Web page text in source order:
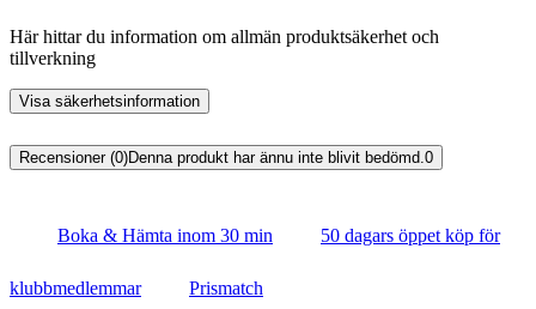
Här hittar du information om allmän produktsäkerhet och
tillverkning
Visa säkerhetsinformation
Recensioner (0)Denna produkt har ännu inte blivit bedömd.0
Boka & Hämta inom 30 min 50 dagars öppet köp för
klubbmedlemmar Prismatch